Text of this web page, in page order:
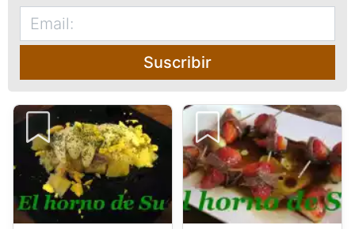
Suscribir